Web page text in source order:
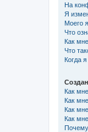
На
Я
Моего
Что
Как
Что
Когда
Как
Как
Как
Как
Почему